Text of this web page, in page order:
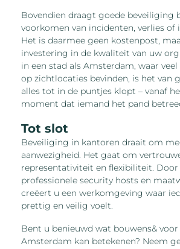
Bovendien draagt goede beveiliging
voorkomen van incidenten, verlies of
Het is daarmee geen kostenpost,
investering in de kwaliteit van uw
in een stad als Amsterdam, waar
op zichtlocaties bevinden, is het van
alles tot in de puntjes klopt – vanaf
moment dat iemand het pand
Tot slot
Beveiliging in kantoren draait om
aanwezigheid. Het gaat om
representativiteit en flexibiliteit. Door
professionele security hosts en
creëert u een werkomgeving waar
prettig en veilig voelt.
Bent u benieuwd wat bouwens&
Amsterdam kan betekenen? Neem